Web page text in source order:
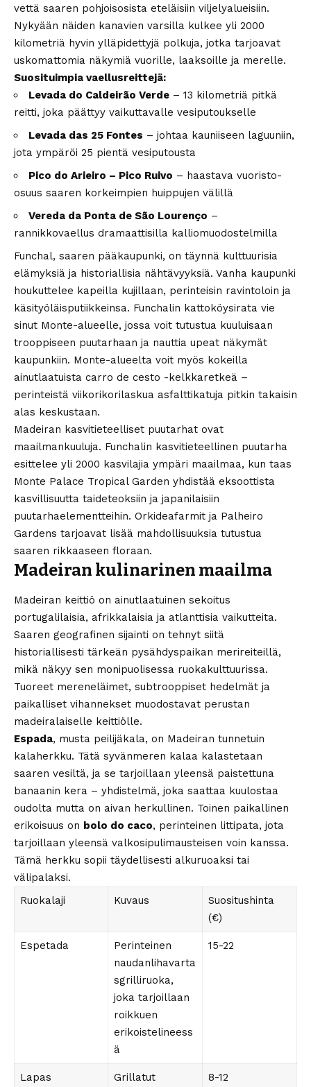
vettä saaren pohjoisosista eteläisiin viljelyalueisiin.
Nykyään näiden kanavien varsilla kulkee yli 2000
kilometriä hyvin ylläpidettyjä polkuja, jotka tarjoavat
uskomattomia näkymiä vuorille, laaksoille ja merelle.
Suosituimpia vaellusreittejä:
Levada do Caldeirão Verde – 13 kilometriä pitkä
reitti, joka päättyy vaikuttavalle vesiputoukselle
Levada das 25 Fontes – johtaa kauniiseen laguuniin,
jota ympäröi 25 pientä vesiputousta
Pico do Arieiro – Pico Ruivo – haastava vuoristo-
osuus saaren korkeimpien huippujen välillä
Vereda da Ponta de São Lourenço –
rannikkovaellus dramaattisilla kalliomuodostelmilla
Funchal, saaren pääkaupunki, on täynnä kulttuurisia
elämyksiä ja historiallisia nähtävyyksiä. Vanha kaupunki
houkuttelee kapeilla kujillaan, perinteisin ravintoloin ja
käsityöläisputiikkeinsa. Funchalin kattoköysirata vie
sinut Monte-alueelle, jossa voit tutustua kuuluisaan
trooppiseen puutarhaan ja nauttia upeat näkymät
kaupunkiin. Monte-alueelta voit myös kokeilla
ainutlaatuista carro de cesto -kelkkaretkeä –
perinteistä viikorikorilaskua asfalttikatuja pitkin takaisin
alas keskustaan.
Madeiran kasvitieteelliset puutarhat ovat
maailmankuuluja. Funchalin kasvitieteellinen puutarha
esittelee yli 2000 kasvilajia ympäri maailmaa, kun taas
Monte Palace Tropical Garden yhdistää eksoottista
kasvillisuutta taideteoksiin ja japanilaisiin
puutarhaelementteihin. Orkideafarmit ja Palheiro
Gardens tarjoavat lisää mahdollisuuksia tutustua
saaren rikkaaseen floraan.
Madeiran kulinarinen maailma
Madeiran keittiö on ainutlaatuinen sekoitus
portugalilaisia, afrikkalaisia ja atlanttisia vaikutteita.
Saaren geografinen sijainti on tehnyt siitä
historiallisesti tärkeän pysähdyspaikan merireiteillä,
mikä näkyy sen monipuolisessa ruokakulttuurissa.
Tuoreet mereneläimet, subtrooppiset hedelmät ja
paikalliset vihannekset muodostavat perustan
madeiralaiselle keittiölle.
Espada, musta peilijäkala, on Madeiran tunnetuin
kalaherkku. Tätä syvänmeren kalaa kalastetaan
saaren vesiltä, ja se tarjoillaan yleensä paistettuna
banaanin kera – yhdistelmä, joka saattaa kuulostaa
oudolta mutta on aivan herkullinen. Toinen paikallinen
erikoisuus on bolo do caco, perinteinen littipata, jota
tarjoillaan yleensä valkosipulimausteisen voin kanssa.
Tämä herkku sopii täydellisesti alkuruoaksi tai
välipalaksi.
Ruokalaji
Kuvaus
Suositushinta
(€)
Espetada
Perinteinen
naudanlihavarta
sgrilliruoka,
joka tarjoillaan
roikkuen
erikoistelineess
ä
15-22
Lapas
Grillatut
8-12